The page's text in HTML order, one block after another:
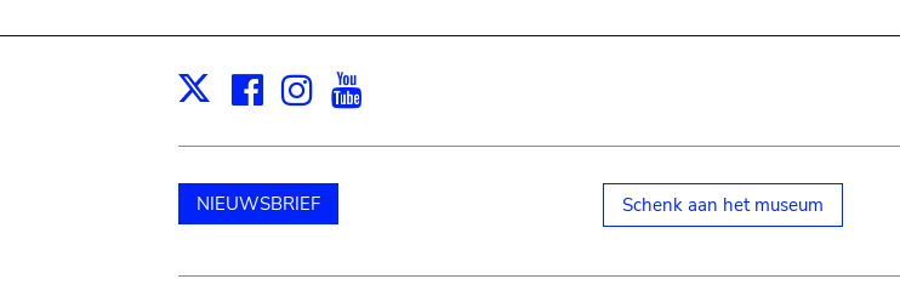
X Facebook
Instagram
NIEUWSBRIEF Schenk aan het museum